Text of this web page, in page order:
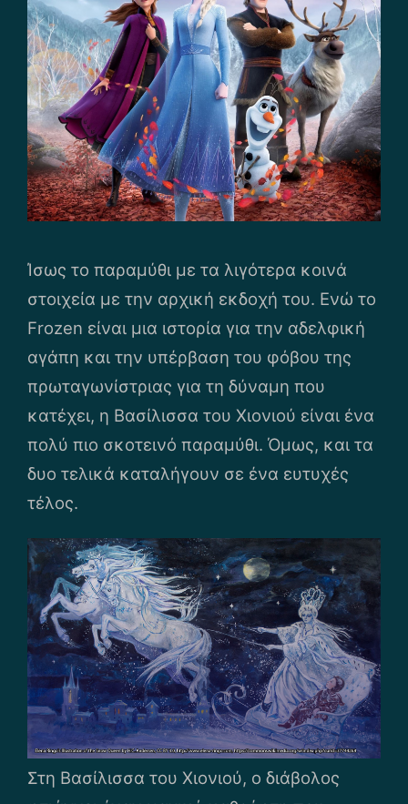
Ίσως το παραμύθι με τα λιγότερα κοινά
στοιχεία με την αρχική εκδοχή του. Eνώ το
Frozen είναι μια ιστορία για την αδελφική
αγάπη και την υπέρβαση του φόβου της
πρωταγωνίστριας για τη δύναμη που
κατέχει, η Βασίλισσα του Χιονιού είναι ένα
πολύ πιο σκοτεινό παραμύθι. Όμως, και τα
δυο τελικά καταλήγουν σε ένα ευτυχές
τέλος.
Στη Βασίλισσα του Χιονιού, ο διάβολος